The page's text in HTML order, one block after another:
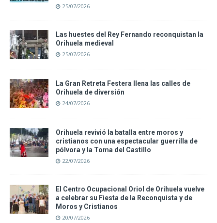
25/07/2026
Las huestes del Rey Fernando reconquistan la
Orihuela medieval
25/07/2026
La Gran Retreta Festera llena las calles de
Orihuela de diversión
24/07/2026
Orihuela revivió la batalla entre moros y
cristianos con una espectacular guerrilla de
pólvora y la Toma del Castillo
22/07/2026
El Centro Ocupacional Oriol de Orihuela vuelve
a celebrar su Fiesta de la Reconquista y de
Moros y Cristianos
20/07/2026